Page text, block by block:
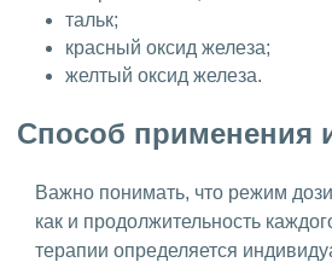
тальк;
красный оксид железа;
желтый оксид железа.
Способ применения
Важно понимать, что режим
как и продолжительность
терапии определяется